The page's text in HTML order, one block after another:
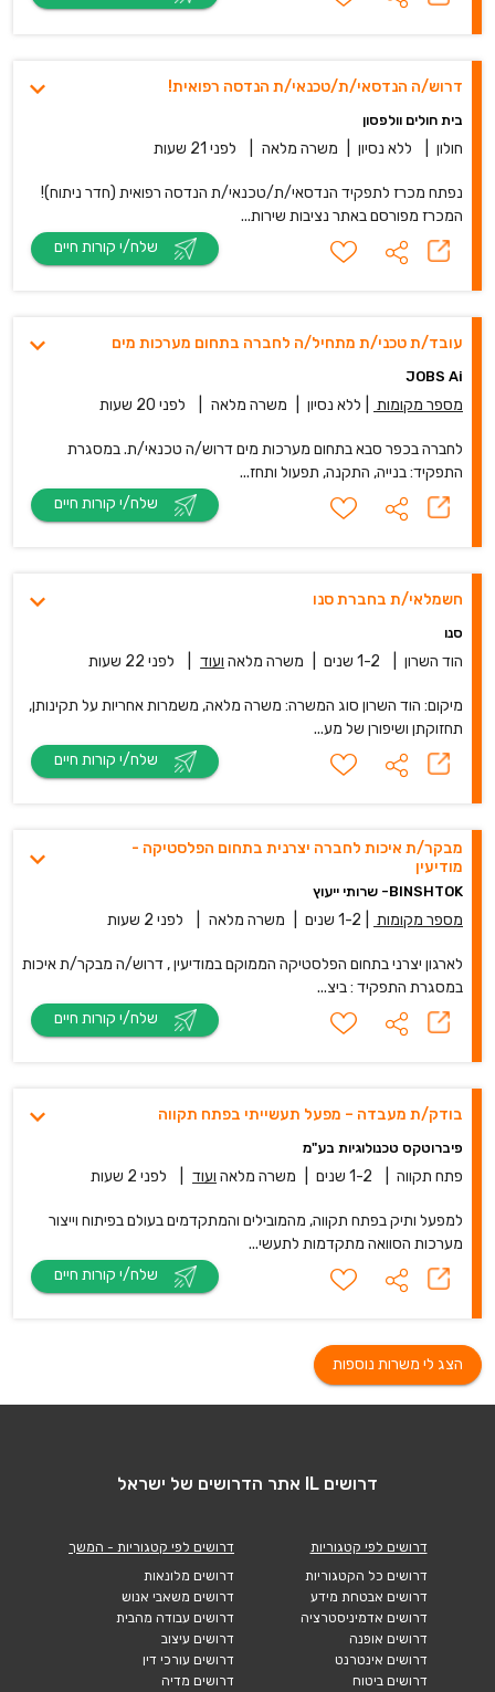
דרוש/ה הנדסאי/ת/טכנאי/ת הנדסה רפואית!
בית חולים וולפסון
חולון ללא נסיון משרה מלאה לפני 21 שעות
נפתח מכרז לתפקיד הנדסאי/ת/טכנאי/ת הנדסה רפואית (חדר ניתוח)!
המכרז מפורסם באתר נציבות שירות...
עובד/ת טכני/ת מתחיל/ה לחברה בתחום מערכות מים
JOBS Ai
מספר מקומות ללא נסיון משרה מלאה לפני 20 שעות
לחברה בכפר סבא בתחום מערכות מים דרוש/ה טכנאי/ת. במסגרת
התפקיד: בנייה, התקנה, תפעול ותחז...
חשמלאי/ת בחברת סנו
סנו
הוד השרון 1-2 שנים משרה מלאה ועוד לפני 22 שעות
מיקום: הוד השרון סוג המשרה: משרה מלאה, משמרות אחריות על תקינותן,
תחזוקתן ושיפורן של מע...
מבקר/ת איכות לחברה יצרנית בתחום הפלסטיקה -
מודיעין
BINSHTOK- שרותי ייעוץ
מספר מקומות 1-2 שנים משרה מלאה לפני 2 שעות
לארגון יצרני בתחום הפלסטיקה הממוקם במודיעין , דרוש/ה מבקר/ת איכות
במסגרת התפקיד : ביצ...
בודק/ת מעבדה – מפעל תעשייתי בפתח תקווה
פיברוטקס טכנולוגיות בע"מ
פתח תקווה 1-2 שנים משרה מלאה ועוד לפני 2 שעות
למפעל ותיק בפתח תקווה, מהמובילים והמתקדמים בעולם בפיתוח וייצור
מערכות הסוואה מתקדמות לתעשי...
הצג לי משרות נוספות
דרושים IL אתר הדרושים של ישראל
דרושים לפי קטגוריות
דרושים כל הקטגוריות
דרושים אבטחת מידע
דרושים אדמיניסטרציה
דרושים אופנה
דרושים אינטרנט
דרושים ביטוח
דרושים לפי קטגוריות - המשך
דרושים מלונאות
דרושים משאבי אנוש
דרושים עבודה מהבית
דרושים עיצוב
דרושים עורכי דין
דרושים מדיה